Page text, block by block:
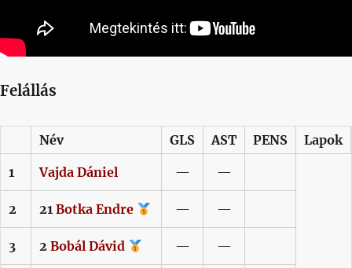
Felállás
Név GLS AST PENS Lapok
1 Vajda Dániel — —
2 21 Botka Endre — —
3 2 Bobál Dávid — —